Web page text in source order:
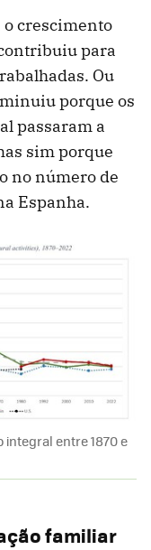
o crescimento
para
Ou
porque os
passaram a
sim porque
no número de
Espanha.
entre 1870 e
familiar